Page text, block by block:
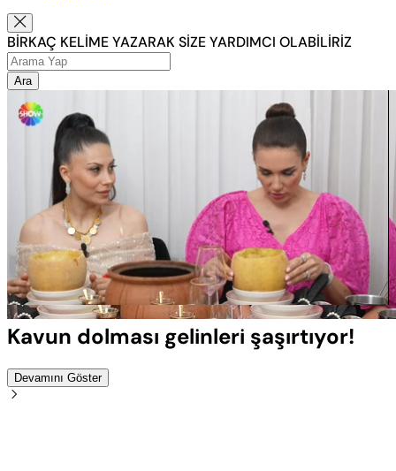
BİRKAÇ KELİME YAZARAK SİZE YARDIMCI OLABİLİRİZ
Ara
Sesi
Aç
Yüklendi:
100.00%
Oynatma
Hızı
Kavun dolması gelinleri şaşırtıyor!
Devamını Göster